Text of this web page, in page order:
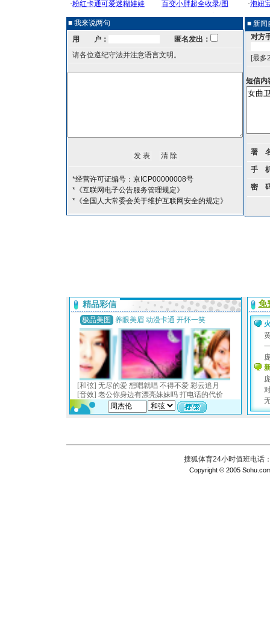
■ 我来说两句
用 户：
匿名发出：
请各位遵纪守法并注意语言文明。
*经营许可证编号：京ICP00000008号
*《互联网电子公告服务管理规定》
*《全国人大常委会关于维护互联网安全的规定》
■ 新闻
对方
[最多
短信内
署
手
密
搜狐体育24小时值班电话
Copyright © 2005